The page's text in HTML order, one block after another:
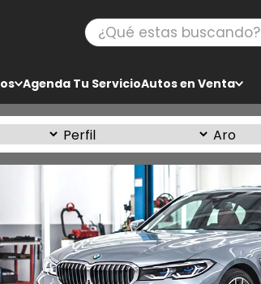
¿Qué estas buscando?
Agenda Tu ServicioAutos en Venta